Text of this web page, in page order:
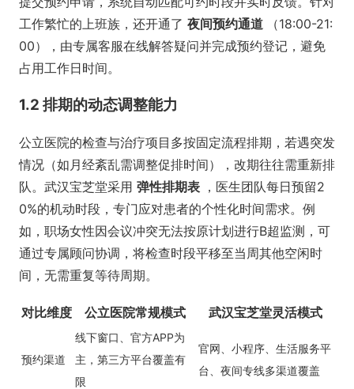
工作繁忙的上班族，还开通了 夜间预约通道
（18:00-21:
00），由专属客服在线解答疑问并完成预约登记，避免
占用工作日时间。
1.2 排期的动态调整能力
公立医院的检查与治疗项目多按固定流程排期，若遇突发
情况（如月经紊乱需调整促排时间），改期往往需重新排
队。武汉宝芝堂采用 弹性排期表 ，医生团队每日预留2
0%的机动时段，专门应对患者的个性化时间需求。例
如，职场女性因会议冲突无法按原计划进行B超监测，可
通过专属顾问协调，将检查时段平移至当周其他空闲时
间，无需重复等待周期。
对比维度 公立医院常规模式 武汉宝芝堂灵活模式
预约渠道
线下窗口、官方APP为
主，第三方平台覆盖有
限
官网、小程序、生活服务平
台、夜间专线多渠道覆盖